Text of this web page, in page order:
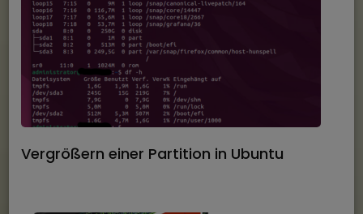
Vergrößern einer Partition in Ubuntu